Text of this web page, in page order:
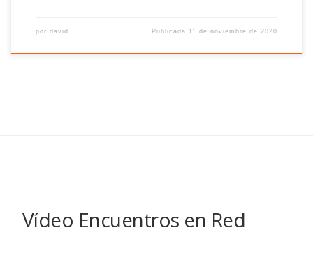
por david Publicada 11 de noviembre de 2020
Vídeo Encuentros en Red